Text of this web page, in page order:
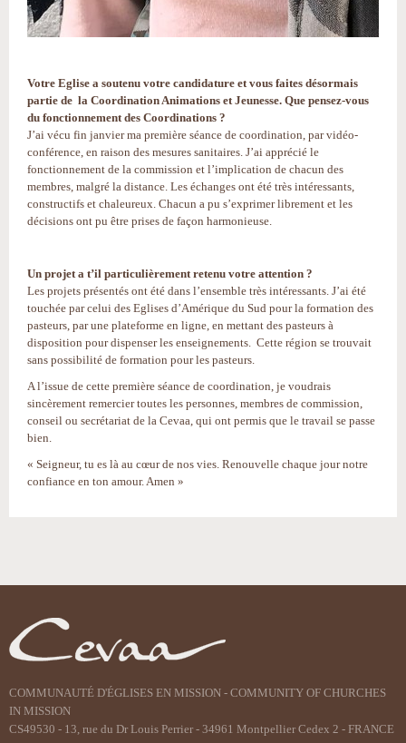
Votre Eglise a soutenu votre candidature et vous faites désormais
partie de la Coordination Animations et Jeunesse. Que pensez-vous
du fonctionnement des Coordinations ?
J’ai vécu fin janvier ma première séance de coordination, par vidéo-
conférence, en raison des mesures sanitaires. J’ai apprécié le
fonctionnement de la commission et l’implication de chacun des
membres, malgré la distance. Les échanges ont été très intéressants,
constructifs et chaleureux. Chacun a pu s’exprimer librement et les
décisions ont pu être prises de façon harmonieuse.
Un projet a t’il particulièrement retenu votre attention ?
Les projets présentés ont été dans l’ensemble très intéressants. J’ai été
touchée par celui des Eglises d’Amérique du Sud pour la formation des
pasteurs, par une plateforme en ligne, en mettant des pasteurs à
disposition pour dispenser les enseignements. Cette région se trouvait
sans possibilité de formation pour les pasteurs.
A l’issue de cette première séance de coordination, je voudrais
sincèrement remercier toutes les personnes, membres de commission,
conseil ou secrétariat de la Cevaa, qui ont permis que le travail se passe
bien.
« Seigneur, tu es là au cœur de nos vies. Renouvelle chaque jour notre
confiance en ton amour. Amen »
document
COMMUNAUTÉ D'ÉGLISES EN MISSION - COMMUNITY OF CHURCHES
IN MISSION
CS49530 - 13, rue du Dr Louis Perrier - 34961 Montpellier Cedex 2 - FRANCE